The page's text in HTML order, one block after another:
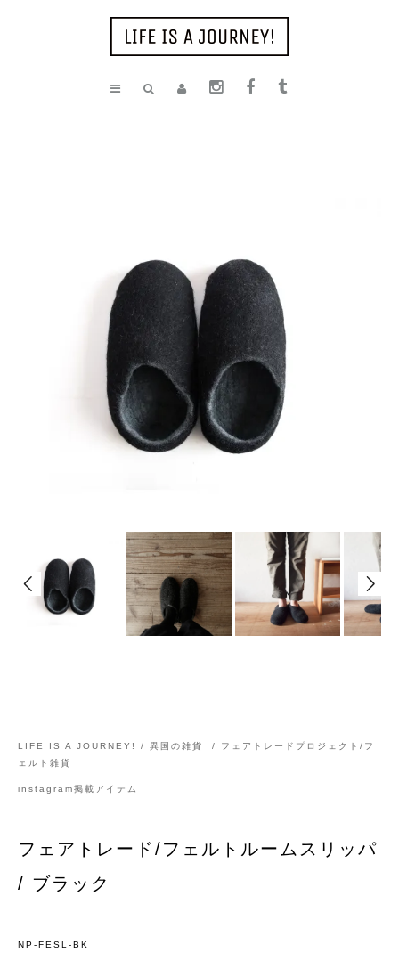
LIFE IS A JOURNEY! / 異国の雑貨 /
フェアトレードプロジェクト/フ
ェルト雑貨
instagram掲載アイテム
フェアトレード/フェルトルームスリッパ
/ ブラック
NP-FESL-BK